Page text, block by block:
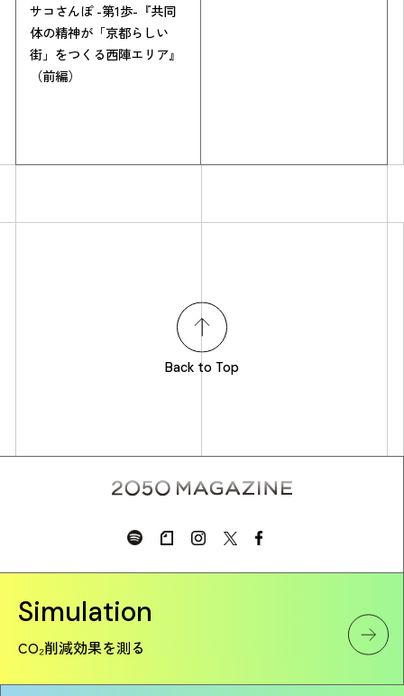
サコさんぽ -第1歩-『共同
体の精神が「京都らしい
街」をつくる西陣エリア』
（前編）
Back to Top
Simulation
CO₂削減効果を測る